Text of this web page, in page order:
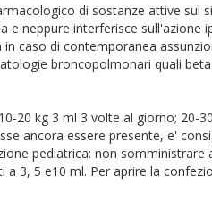
di sostanze attive sul
neppure interferisce sull'azione
caso di contemporanea
broncopolmonari quali
20 kg 3 ml 3 volte al giorno;
ancora essere presente, e'
pediatrica: non
3, 5 e10 ml. Per aprire la